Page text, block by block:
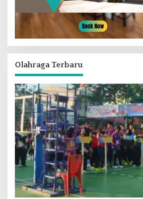
Olahraga Terbaru